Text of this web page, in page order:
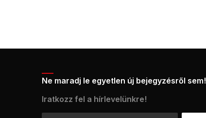
Ne maradj le egyetlen új bejegyzésről sem!
Iratkozz fel a hírlevelünkre!